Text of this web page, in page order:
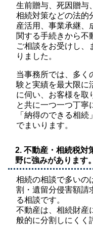
生前贈与、死因贈与
相続対策などの法的
産活用、事業承継、
関する手続きから不
ご相談をお受けし、
りました。
当事務所では、多く
験と実績を最大限に
に伺い、お客様を取
と共に一つ一つ丁寧
「納得のできる相
でまいります。
2. 不動産・相続税対
野に強みがあります。
相続の相談で多いの
割・遺留分侵害額請
る相談です。
不動産は、相続財産
般的に分割しにくく